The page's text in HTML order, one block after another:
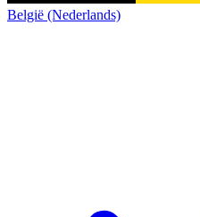
België (Nederlands)